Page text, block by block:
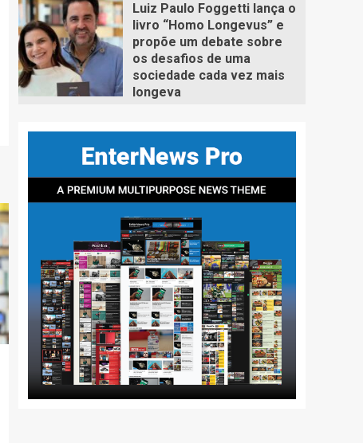
Luiz Paulo Foggetti lança o
livro “Homo Longevus” e
propõe um debate sobre
os desafios de uma
sociedade cada vez mais
longeva